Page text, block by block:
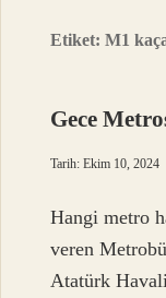
Etiket:M1
Gece
Tarih: Ekim 10, 2024
Hangi metro
veren
Atatürk